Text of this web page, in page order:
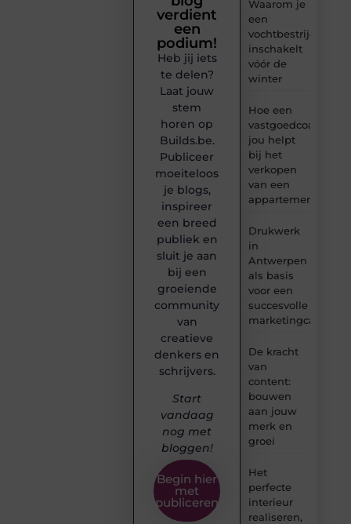
Waarom je
een
inschakelt
vóór de
winter
Hoe een
vastgoedcoach
jou helpt
bij het
verkopen
van een
appartement
Drukwerk
in
Antwerpen
als basis
voor een
succesvolle
De kracht
van
content:
bouwen
aan jouw
merk en
groei
Het
perfecte
interieur
realiseren,
verdient
een
podium!
Heb jij iets
te delen?
Laat jouw
stem
horen op
Builds.be.
Publiceer
moeiteloos
je blogs,
inspireer
een breed
publiek en
sluit je aan
bij een
groeiende
community
van
creatieve
denkers en
schrijvers.
Start
vandaag
nog met
bloggen!
Begin hier
met
publiceren